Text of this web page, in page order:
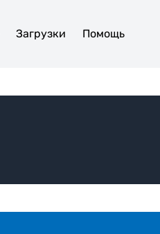
Загрузки Помощь